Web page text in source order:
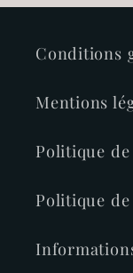
Conditions
Mentions
Politique
Politique